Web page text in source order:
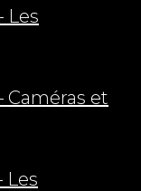
Les
Caméras et
Les